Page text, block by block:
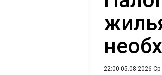
22:00 05.08.2026 Ср